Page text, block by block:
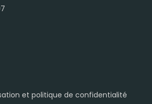
et politique de confidentialité